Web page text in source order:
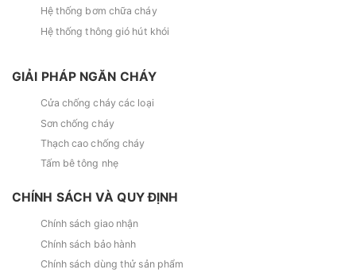
Hệ thống bơm chữa cháy
Hệ thống thông gió hút khói
GIẢI PHÁP NGĂN CHÁY
Cửa chống cháy các loại
Sơn chống cháy
Thạch cao chống cháy
Tấm bê tông nhẹ
CHÍNH SÁCH VÀ QUY ĐỊNH
Chính sách giao nhận
Chính sách bảo hành
Chính sách dùng thử sản phẩm